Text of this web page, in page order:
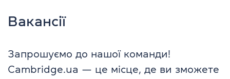
Вакансії
Запрошуємо до нашої команди!
Cambridge.ua — це місце, де ви зможете